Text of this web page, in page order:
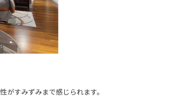
がすみずみまで感じられます。